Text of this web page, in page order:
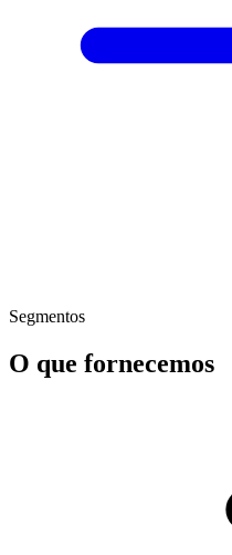
Segmentos
O que fornecemos